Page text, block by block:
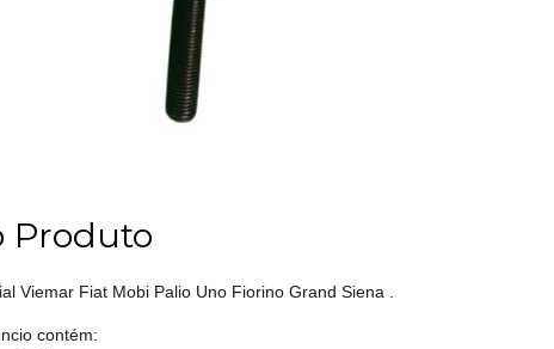
Produto
Viemar Fiat Mobi Palio Uno Fiorino Grand Siena .
contém: